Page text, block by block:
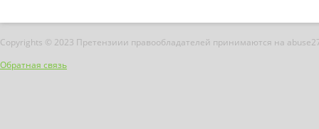
Copyrights © 2023 Претензиии правообладателей принимаются на
Обратная связь